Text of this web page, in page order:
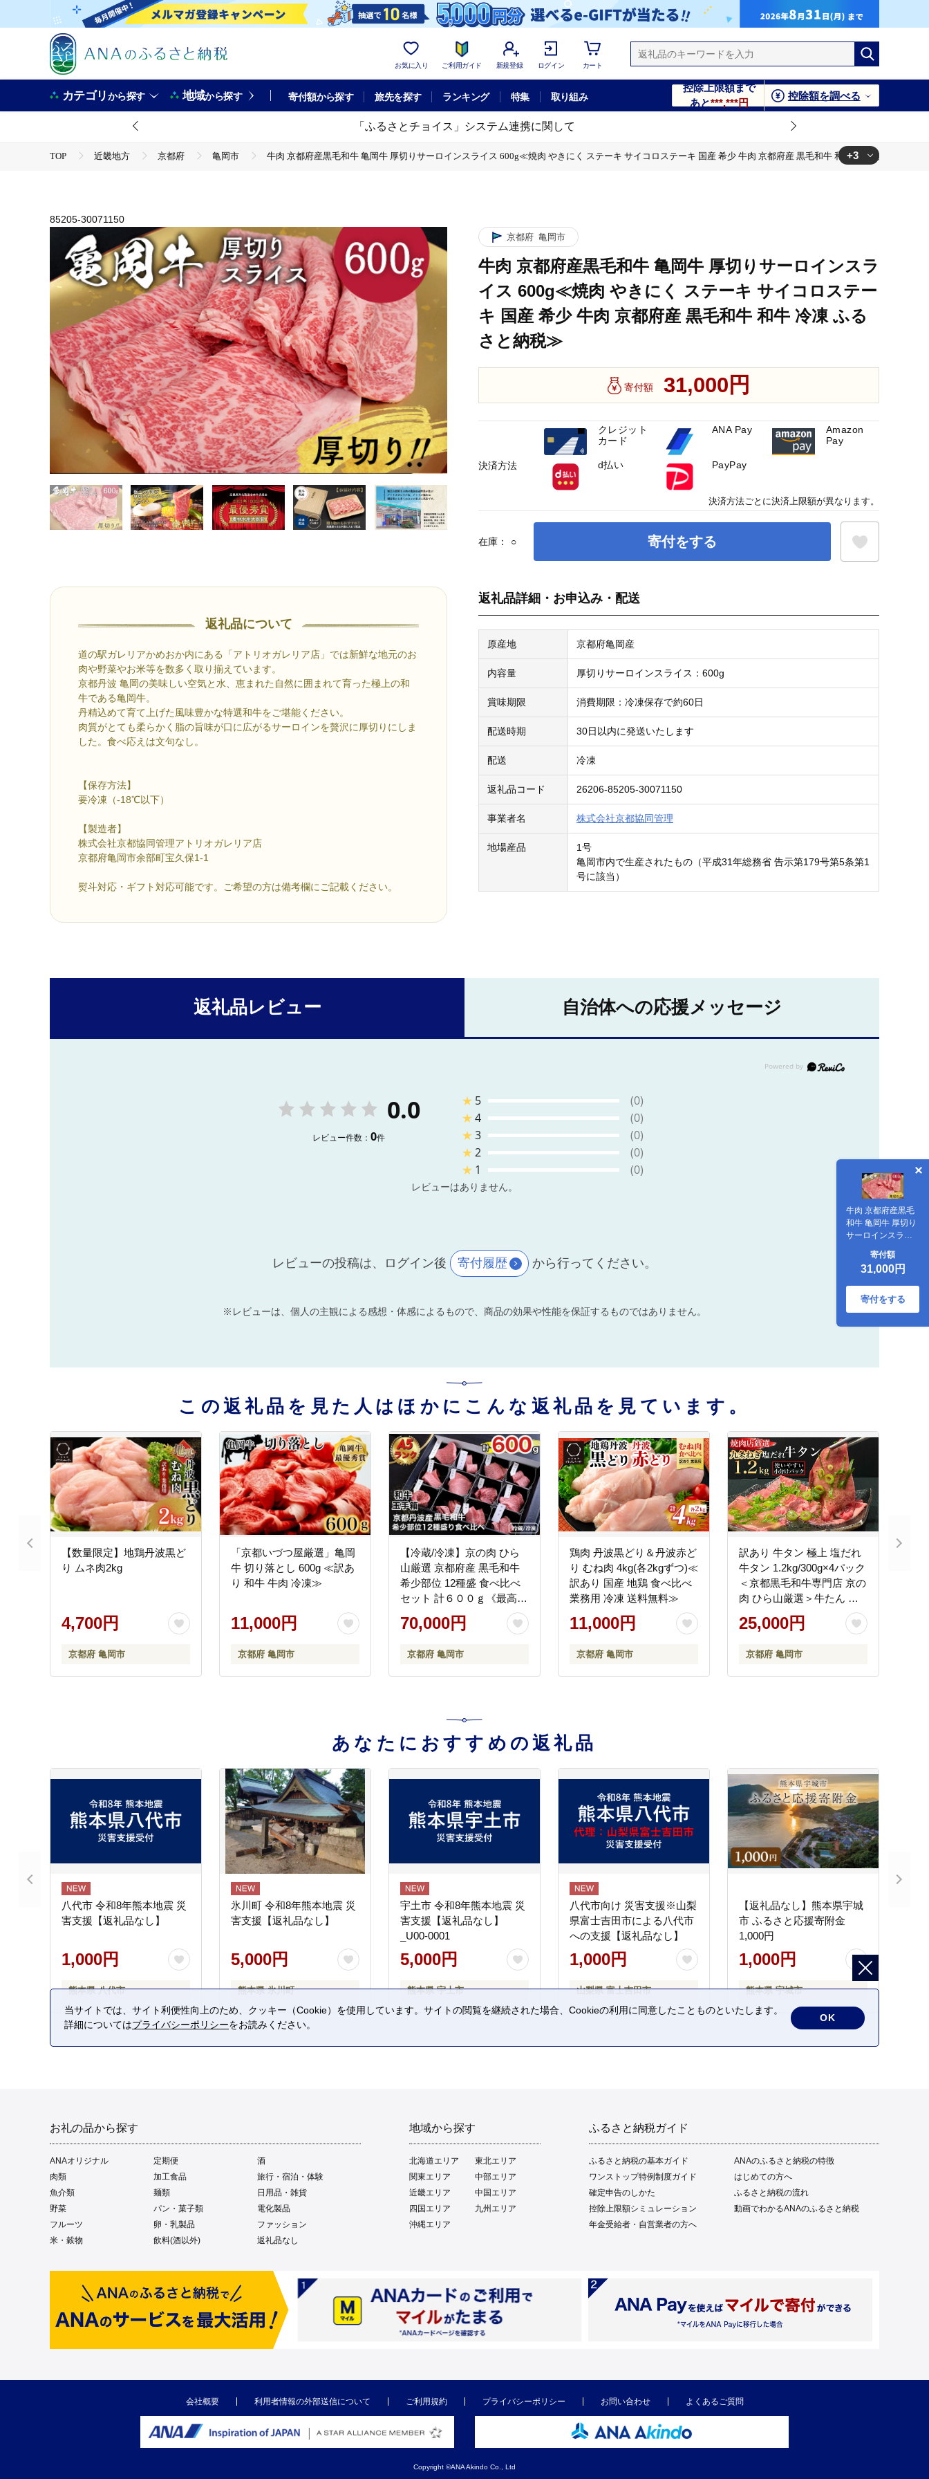
お気に入り ご利用ガイド 新規登録 ログイン カート
カテゴリから探す 地域から探す 寄付額から探す 旅先を探す ランキング 特集 取り組み
控除上限額まで
あと***,***円
控除額を調べる
「ふるさとチョイス」システム連携に関して
TOP 近畿地方 京都府 亀岡市
牛肉 京都府産黒毛和牛 亀岡牛 厚切りサーロインスライス 600g≪焼肉 やきにく ステーキ サイコロステーキ 国産 希少 牛肉 京都府産 黒毛和牛 和牛 冷凍 ふるさと納
牛肉 京都府産黒毛和牛 亀岡牛 厚切りサーロインスライス 600g≪焼肉 やきにく ステーキ サイコロステーキ 国産 希少 牛肉 京都府産 黒毛和牛 和牛 冷凍 ふるさと納税≫
+3
85205-30071150
返礼品について
道の駅ガレリアかめおか内にある「アトリオガレリア店」では新鮮な地元のお
肉や野菜やお米等を数多く取り揃えています。
京都丹波 亀岡の美味しい空気と水、恵まれた自然に囲まれて育った極上の和
牛である亀岡牛。
丹精込めて育て上げた風味豊かな特選和牛をご堪能ください。
肉質がとても柔らかく脂の旨味が口に広がるサーロインを贅沢に厚切りにしま
した。食べ応えは文句なし。
【保存方法】
要冷凍（-18℃以下）
【製造者】
株式会社京都協同管理アトリオガレリア店
京都府亀岡市余部町宝久保1-1
熨斗対応・ギフト対応可能です。ご希望の方は備考欄にご記載ください。
京都府 亀岡市
牛肉 京都府産黒毛和牛 亀岡牛 厚切りサーロインスラ
イス 600g≪焼肉 やきにく ステーキ サイコロステー
キ 国産 希少 牛肉 京都府産 黒毛和牛 和牛 冷凍 ふる
さと納税≫
寄付額 31,000円
在庫： ○ 寄付をする
牛肉 京都府産黒毛
和牛 亀岡牛 厚切り
サーロインスライ
ス 600g≪焼肉 やき
にく ステーキ サイ
コロステーキ 国産
希少 牛肉 京都府産
黒毛和牛 和牛 冷凍
ふるさと納税≫
寄付額
31,000円
寄付をする
返礼品詳細・お申込み・配送
原産地 京都府亀岡産
内容量 厚切りサーロインスライス：600g
賞味期限 消費期限：冷凍保存で約60日
配送時期 30日以内に発送いたします
配送 冷凍
返礼品コード 26206-85205-30071150
事業者名 株式会社京都協同管理
地場産品
1号
亀岡市内で生産されたもの（平成31年総務省 告示第179号第5条第1
号に該当）
決済方法
クレジット
カード
ANA Pay
Amazon
Pay
d払い PayPay
決済方法ごとに決済上限額が異なります。
返礼品レビュー 自治体への応援メッセージ
0.0
レビュー件数： 0件
★ 5
(0)
★4
(0)
★3
(0)
★2
(0)
★ 1 (0)
レビューはありません。
レビューの投稿は、ログイン後 寄付履歴 から行ってください。
※レビューは、個人の主観による感想・体感によるもので、商品の効果や性能を保証するものではありません。
この返礼品を見た人はほかにこんな返礼品を見ています。
【数量限定】地鶏丹波黒ど
り ムネ肉2kg
4,700円
京都府 亀岡市
「京都いづつ屋厳選」亀岡
牛 切り落とし 600g ≪訳あ
り 和牛 牛肉 冷凍≫
11,000円
京都府 亀岡市
【冷蔵/冷凍】京の肉 ひら
山厳選 京都府産 黒毛和牛
希少部位 12種盛 食べ比べ
セット 計６００ｇ《最高級
A5ランク 冷蔵 冷凍》
70,000円
京都府 亀岡市
鶏肉 丹波黒どり＆丹波赤ど
り むね肉 4kg(各2kgずつ)≪
訳あり 国産 地鶏 食べ比べ
業務用 冷凍 送料無料≫
11,000円
京都府 亀岡市
訳あり 牛タン 極上 塩だれ
牛タン 1.2kg/300g×4パック
＜京都黒毛和牛専門店 京の
肉 ひら山厳選＞牛たん 牛
タン 薄切り スライス 1kg以
上 牛肉 焼肉 BBQ タン 塩
と納税牛肉
25,000円
京都府 亀岡市
あなたにおすすめの返礼品
八代市 令和8年熊本地震 災
害支援【返礼品なし】
1,000円
熊本県 八代市
氷川町 令和8年熊本地震 災
害支援【返礼品なし】
5,000円
熊本県 氷川町
宇土市 令和8年熊本地震 災
害支援【返礼品なし】
_U00-0001
5,000円
熊本県 宇土市
八代市向け 災害支援※山梨
県富士吉田市による八代市
への支援【返礼品なし】
1,000円
山梨県 富士吉田市
【返礼品なし】熊本県宇城
市 ふるさと応援寄附金
1,000円
1,000円
熊本県 宇城市
お礼の品から探す
ANAオリジナル 定期便
酒
肉類
加工食品
旅行・宿泊・体験
魚介類
麺類
日用品・雑貨
野菜
パン・菓子類
電化製品
フルーツ
卵・乳製品
ファッション
米・穀物
飲料(酒以外) 返礼品なし
地域から探す
北海道エリア
東北エリア
関東エリア
中部エリア
近畿エリア
中国エリア
四国エリア
九州エリア
沖縄エリア
ふるさと納税ガイド
ふるさと納税の基本ガイド
ANAのふるさと納税の特徴
ワンストップ特例制度ガイド
はじめての方へ
確定申告のしかた
ふるさと納税の流れ
控除上限額シミュレーション
動画でわかるANAのふるさと納税
年金受給者・自営業者の方へ
会社概要 利用者情報の外部送信について ご利用規約 プライバシーポリシー お問い合わせ よくあるご質問
Copyright ©ANA Akindo Co., Ltd
当サイトでは、サイト利便性向上のため、クッキー（Cookie）を使用しています。サイトの閲覧を継続された場合、Cookieの利用に同意したことものといたします。
詳細についてはプライバシーポリシーをお読みください。
OK